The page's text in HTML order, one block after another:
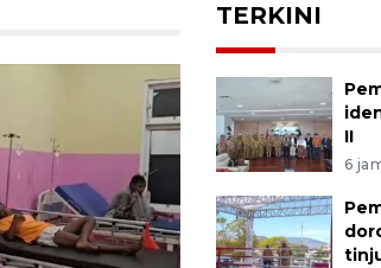
TERKINI
II
6